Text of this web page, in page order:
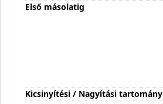
Első másolatig
Kicsinyítési / Nagyítási tartomány